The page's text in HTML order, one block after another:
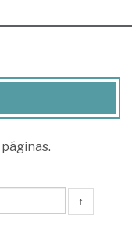
páginas.
↑